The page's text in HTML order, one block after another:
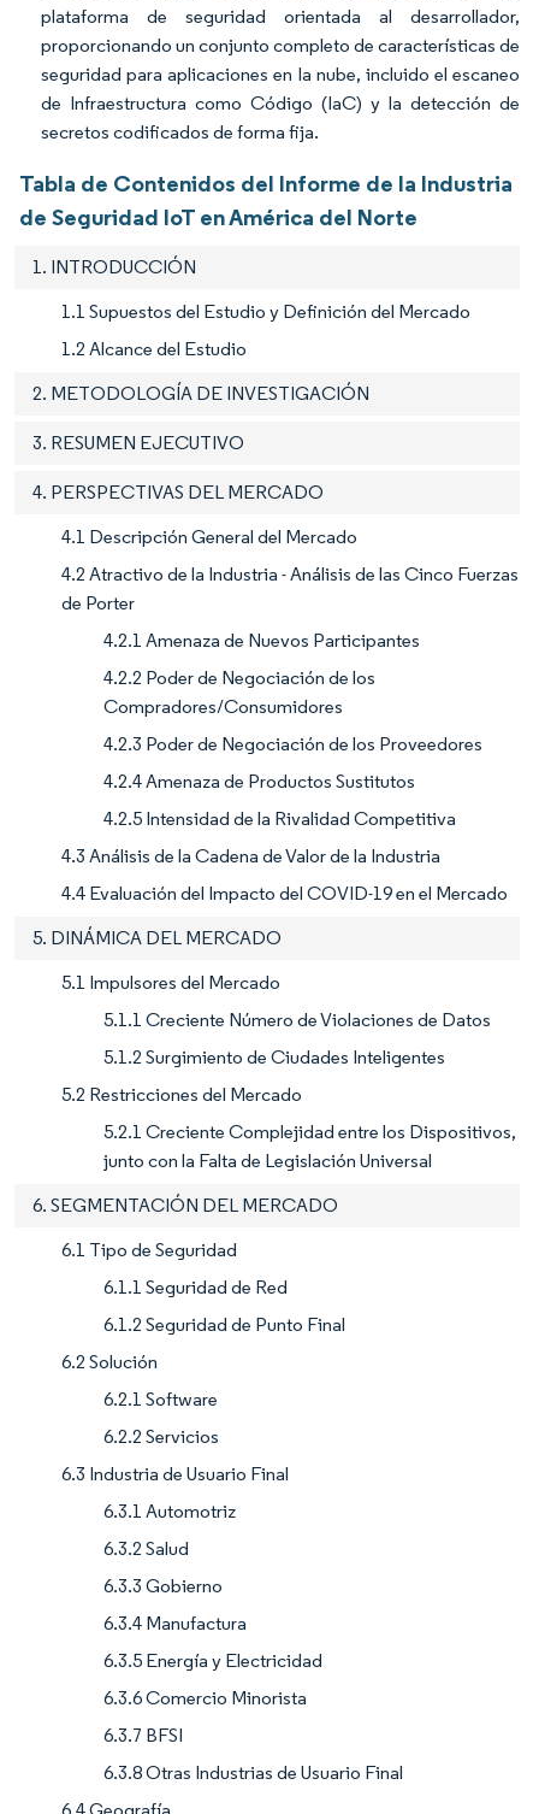
plataforma de seguridad orientada al desarrollador,
proporcionando un conjunto completo de características de
seguridad para aplicaciones en la nube, incluido el escaneo
de Infraestructura como Código (IaC) y la detección de
secretos codificados de forma fija.
Tabla de Contenidos del Informe de la Industria
de Seguridad IoT en América del Norte
1. INTRODUCCIÓN
1.1 Supuestos del Estudio y Definición del Mercado
1.2 Alcance del Estudio
2. METODOLOGÍA DE INVESTIGACIÓN
3. RESUMEN EJECUTIVO
4. PERSPECTIVAS DEL MERCADO
4.1 Descripción General del Mercado
4.2 Atractivo de la Industria - Análisis de las Cinco Fuerzas
de Porter
4.2.1 Amenaza de Nuevos Participantes
4.2.2 Poder de Negociación de los
Compradores/Consumidores
4.2.3 Poder de Negociación de los Proveedores
4.2.4 Amenaza de Productos Sustitutos
4.2.5 Intensidad de la Rivalidad Competitiva
4.3 Análisis de la Cadena de Valor de la Industria
4.4 Evaluación del Impacto del COVID-19 en el Mercado
5. DINÁMICA DEL MERCADO
5.1 Impulsores del Mercado
5.1.1 Creciente Número de Violaciones de Datos
5.1.2 Surgimiento de Ciudades Inteligentes
5.2 Restricciones del Mercado
5.2.1 Creciente Complejidad entre los Dispositivos,
junto con la Falta de Legislación Universal
6. SEGMENTACIÓN DEL MERCADO
6.1 Tipo de Seguridad
6.1.1 Seguridad de Red
6.1.2 Seguridad de Punto Final
6.2 Solución
6.2.1 Software
6.2.2 Servicios
6.3 Industria de Usuario Final
6.3.1 Automotriz
6.3.2 Salud
6.3.3 Gobierno
6.3.4 Manufactura
6.3.5 Energía y Electricidad
6.3.6 Comercio Minorista
6.3.7 BFSI
6.3.8 Otras Industrias de Usuario Final